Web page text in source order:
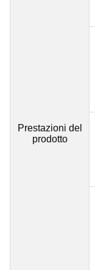
Prestazioni del
prodotto